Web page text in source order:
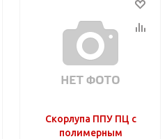
Скорлупа ППУ ПЦ с
полимерным